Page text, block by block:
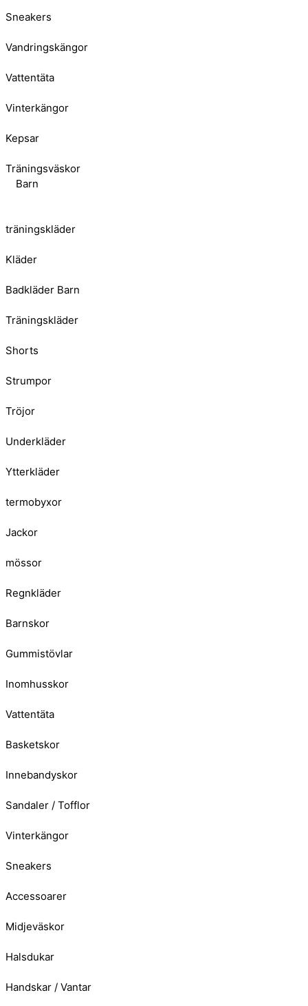
Sneakers
Vandringskängor
Vattentäta
Vinterkängor
Kepsar
Träningsväskor
Barn
träningskläder
Kläder
Badkläder Barn
Träningskläder
Shorts
Strumpor
Tröjor
Underkläder
Ytterkläder
termobyxor
Jackor
mössor
Regnkläder
Barnskor
Gummistövlar
Inomhusskor
Vattentäta
Basketskor
Innebandyskor
Sandaler / Tofflor
Vinterkängor
Sneakers
Accessoarer
Midjeväskor
Halsdukar
Handskar / Vantar